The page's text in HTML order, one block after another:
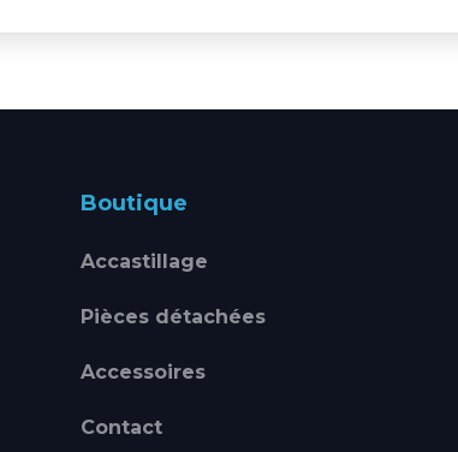
Boutique
Accastillage
Pièces détachées
Accessoires
Contact